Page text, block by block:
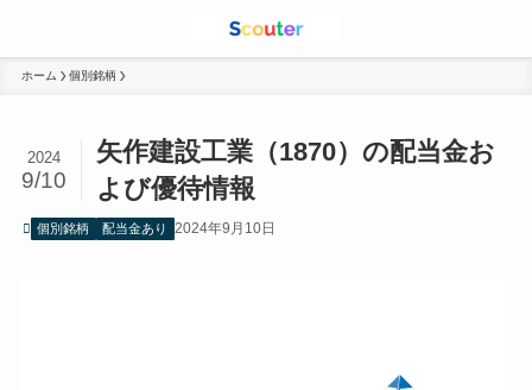
ホーム 個別銘柄
矢作建設工業（1870）の配当金お
よび優待情報
2024
9/10
個別銘柄 配当金あり 2024年9月10日